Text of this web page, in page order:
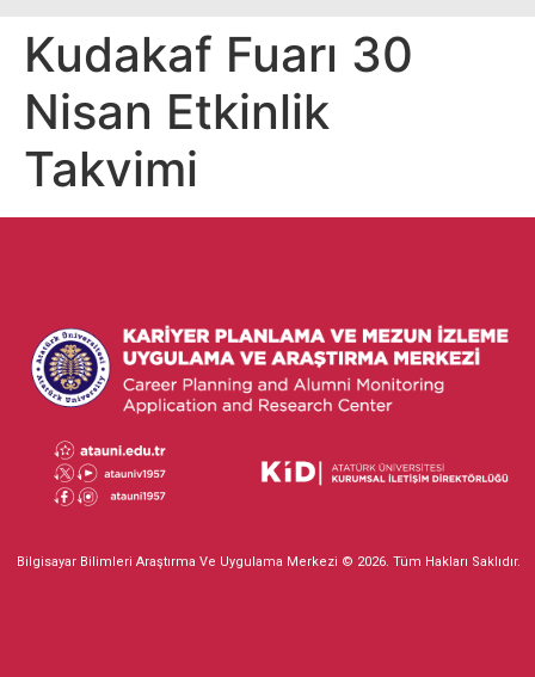
Kudakaf Fuarı 30
Nisan Etkinlik
Takvimi
Bilgisayar Bilimleri Araştırma Ve Uygulama Merkezi © 2026. Tüm Hakları Saklıdır.